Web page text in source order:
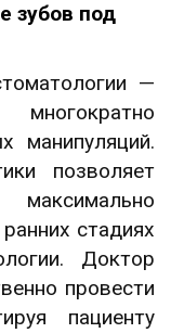
зубов под
—
многократно
манипуляций.
позволяет
максимально
стадиях
Доктор
провести
пациенту